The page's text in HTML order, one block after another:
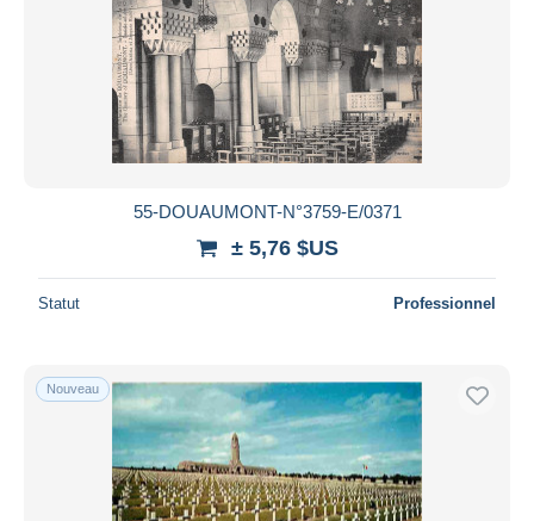
55-DOUAUMONT-N°3759-E/0371
± 5,76 $US
Statut Professionnel
Nouveau